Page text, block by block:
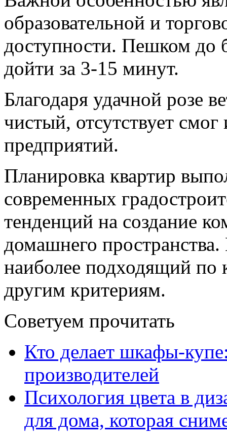
образовательной и
доступности. Пешком до
дойти за 3-15 минут.
Благодаря удачной розе
чистый, отсутствует
предприятий.
Планировка квартир
современных
тенденций на создание
домашнего
наиболее подходящий по
другим критериям.
Советуем прочитать
Кто делает шкафы-
производителей
Психология цвета в
для дома, которая